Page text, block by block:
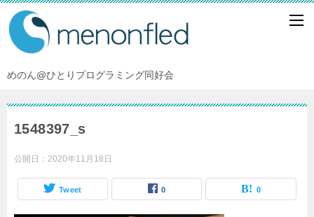
めのん@ひとりプログラミング同好会
1548397_s
公開日： 2020年11月18日
Tweet 0 0